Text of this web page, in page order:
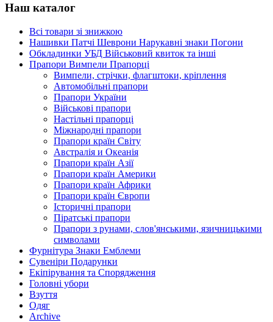
Наш каталог
Всі товари зі знижкою
Нашивки Патчі Шеврони Нарукавні знаки Погони
Обкладинки УБД Військовий квиток та інші
Прапори Вимпели Прапорці
Вимпели, стрічки, флагштоки, кріплення
Автомобільні прапори
Прапори України
Військові прапори
Настільні прапорці
Міжнародні прапори
Прапори країн Світу
Австралія и Океанія
Прапори країн Азії
Прапори країн Америки
Прапори країн Африки
Прапори країн Європи
Історичні прапори
Піратські прапори
Прапори з рунами, слов'янськими, язичницькими
символами
Фурнітура Знаки Емблеми
Сувеніри Подарунки
Екіпірування та Спорядження
Головні убори
Взуття
Одяг
Archive